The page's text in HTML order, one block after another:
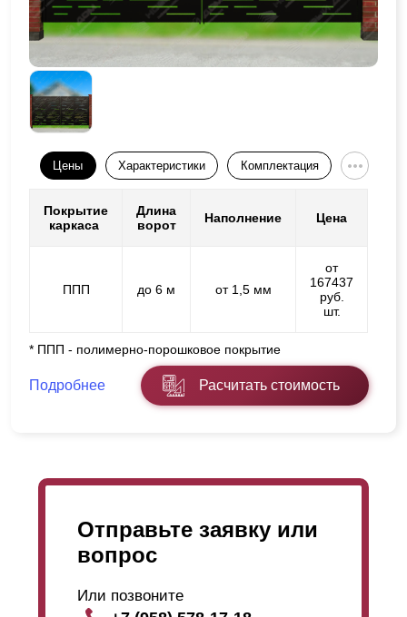
Цены Характеристики Комплектация
Покрытие
каркаса
Длина
ворот
Наполнение Цена
ППП до 6 м от 1,5 мм
от
167437
руб.
шт.
* ППП - полимерно-порошковое покрытие
Подробнее Расчитать стоимость
Отправьте заявку или
вопрос
Или позвоните